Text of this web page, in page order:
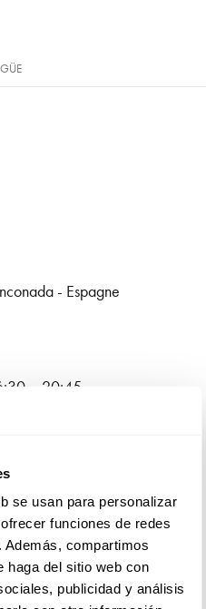
se usan para personalizar
funciones de redes
compartimos
haga del sitio web con
publicidad y análisis
- Espagne
– 20:45
– 20:45
16:30 – 20:45
VOUS